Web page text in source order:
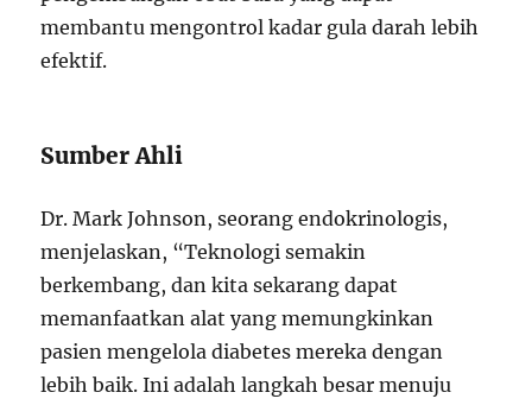
membantu mengontrol kadar gula darah lebih
efektif.
Sumber Ahli
Dr. Mark Johnson, seorang endokrinologis,
menjelaskan, “Teknologi semakin
berkembang, dan kita sekarang dapat
memanfaatkan alat yang memungkinkan
pasien mengelola diabetes mereka dengan
lebih baik. Ini adalah langkah besar menuju